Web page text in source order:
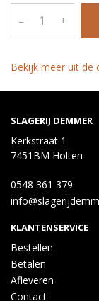
– +
Bekijk meer uit de
SLAGERIJ DEMMER
Kerkstraat 1
7451BM Holten
0548 361 379
KLANTENSERVICE
Bestellen
Betalen
Afleveren
Contact